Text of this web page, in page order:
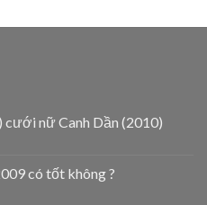
cưới nữ Canh Dần (2010)
có tốt không ?